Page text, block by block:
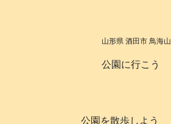
山形県 酒田市 鳥海山
公園に行こう
公園を散歩しよう